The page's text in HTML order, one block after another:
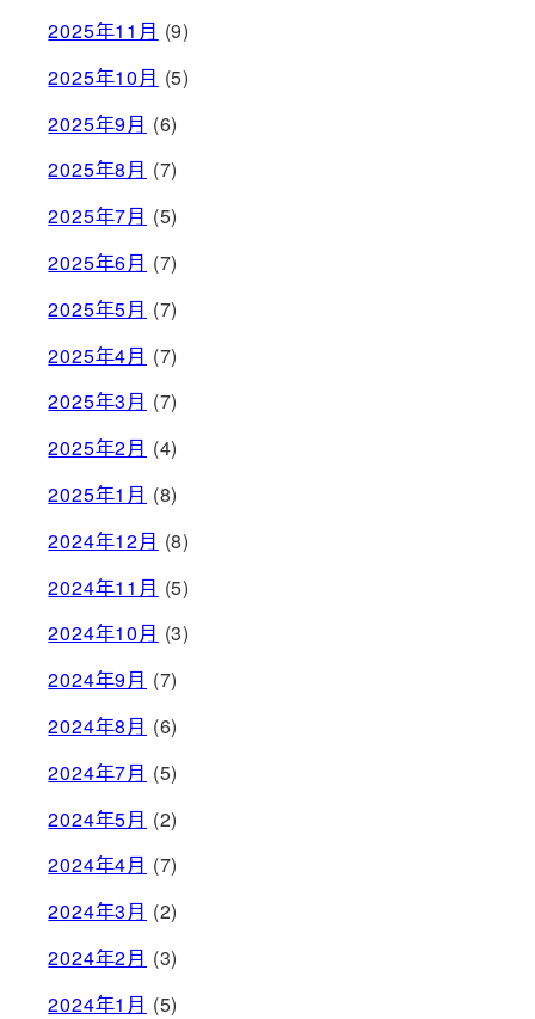
2025年11月 (9)
2025年10月 (5)
2025年9月 (6)
2025年8月 (7)
2025年7月 (5)
2025年6月 (7)
2025年5月 (7)
2025年4月 (7)
2025年3月 (7)
2025年2月 (4)
2025年1月 (8)
2024年12月 (8)
2024年11月 (5)
2024年10月 (3)
2024年9月 (7)
2024年8月 (6)
2024年7月 (5)
2024年5月 (2)
2024年4月 (7)
2024年3月 (2)
2024年2月 (3)
2024年1月 (5)